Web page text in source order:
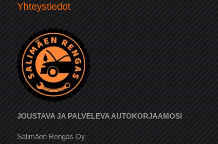
Yhteystiedot
JOUSTAVA JA PALVELEVA AUTOKORJAAMOSI
Salimäen Rengas Oy